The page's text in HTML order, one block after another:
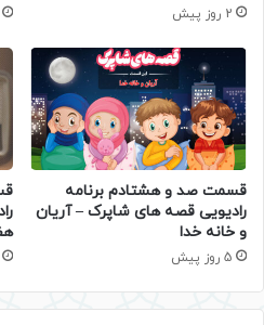
2 روز پیش
قسمت صد و هشتادم برنامه
رادیویی قصه های شاپرک – آریان
و خانه خدا
5 روز پیش